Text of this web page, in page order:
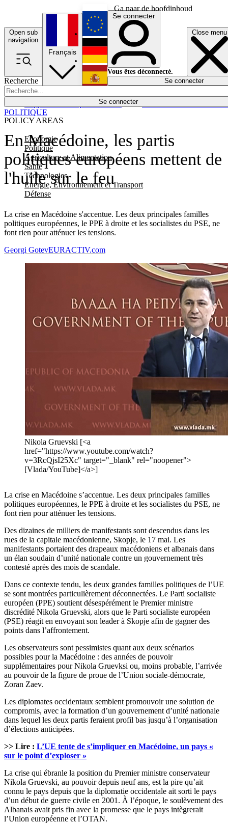
Ga naar de hoofdinhoud
Open sub
navigation
Close menu
Recherche
Se connecter
POLICY AREAS
Economie
Politique
Agriculture et Alimentation
Santé
Technologies
Energie, Environnement et Transport
Défense
Économie
Français
English
Deutsch
Español
Se connecter
Vous êtes déconnecté.
Se connecter
En Macédoine, les partis
politiques européens mettent de
l'huile sur le feu
La crise en Macédoine s'accentue. Les deux principales familles
politiques européennes, le PPE à droite et les socialistes du PSE, ne
font rien pour atténuer les tensions.
POLITIQUE
Georgi GotevEURACTIV.com
Nikola Gruevski [<a
href="https://www.youtube.com/watch?
v=3RcQjsI25Xc" target="_blank" rel="noopener">
[Vlada/YouTube]</a>]
La crise en Macédoine s’accentue. Les deux principales familles
politiques européennes, le PPE à droite et les socialistes du PSE, ne
font rien pour atténuer les tensions.
Des dizaines de milliers de manifestants sont descendus dans les
rues de la capitale macédonienne, Skopje, le 17 mai. Les
manifestants portaient des drapeaux macédoniens et albanais dans
un élan soudain d’unité nationale contre un gouvernement très
contesté après des mois de scandale.
Dans ce contexte tendu, les deux grandes familles politiques de l’UE
se sont montrées particulièrement déconnectées. Le Parti socialiste
européen (PPE) soutient désespérément le Premier ministre
discrédité Nikola Gruevski, alors que le Parti socialiste européen
(PSE) réagit en envoyant son leader à Skopje afin de gagner des
points dans l’affrontement.
Les observateurs sont pessimistes quant aux deux scénarios
possibles pour la Macédoine : des années de pouvoir
supplémentaires pour Nikola Gruevksi ou, moins probable, l’arrivée
au pouvoir de la figure de proue de l’Union sociale-démocrate,
Zoran Zaev.
Les diplomates occidentaux semblent promouvoir une solution de
compromis, avec la formation d’un gouvernement d’unité nationale
dans lequel les deux partis feraient profil bas jusqu’à l’organisation
d’élections anticipées.
>> Lire : L’UE tente de s’impliquer en Macédoine, un pays «
sur le point d’exploser »
La crise qui ébranle la position du Premier ministre conservateur
Nikola Gruevski, au pouvoir depuis neuf ans, est la pire qu’ait
connu le pays depuis que la diplomatie occidentale ait sorti le pays
d’un début de guerre civile en 2001. À l’époque, le soulèvement des
Albanais avait pris fin avec la promesse que le pays intègrerait
l’Union européenne et l’OTAN.